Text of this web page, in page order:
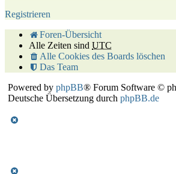
Registrieren
Foren-Übersicht
Alle Zeiten sind UTC
Alle Cookies des Boards löschen
Das Team
Powered by phpBB® Forum Software ©
Deutsche Übersetzung durch phpBB.de